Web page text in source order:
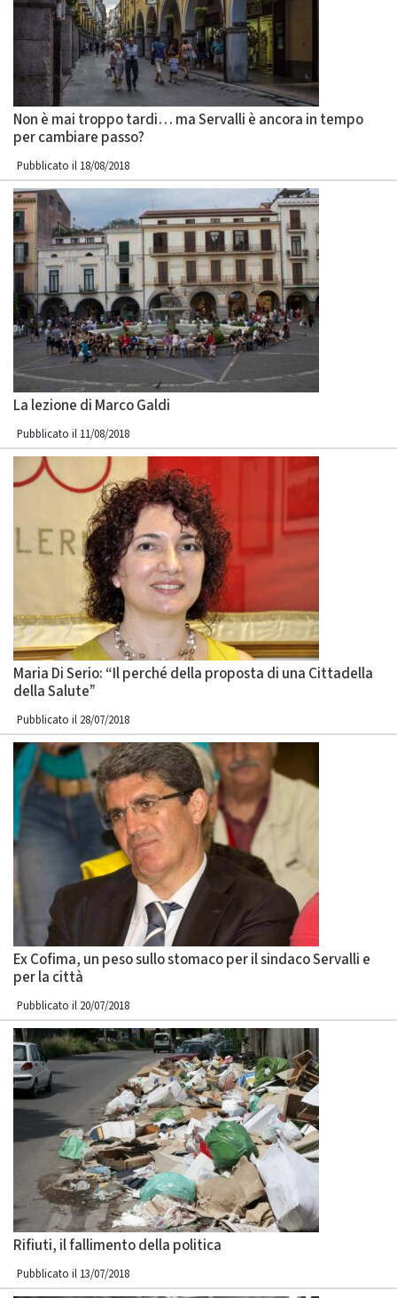
Non è mai troppo tardi… ma Servalli è ancora in tempo
per cambiare passo?
Pubblicato il 18/08/2018
La lezione di Marco Galdi
Pubblicato il 11/08/2018
Maria Di Serio: “Il perché della proposta di una Cittadella
della Salute”
Pubblicato il 28/07/2018
Ex Cofima, un peso sullo stomaco per il sindaco Servalli e
per la città
Pubblicato il 20/07/2018
Rifiuti, il fallimento della politica
Pubblicato il 13/07/2018